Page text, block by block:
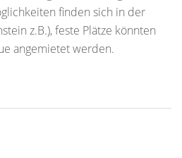
finden sich in der
z.B.), feste Plätze könnten
angemietet werden.